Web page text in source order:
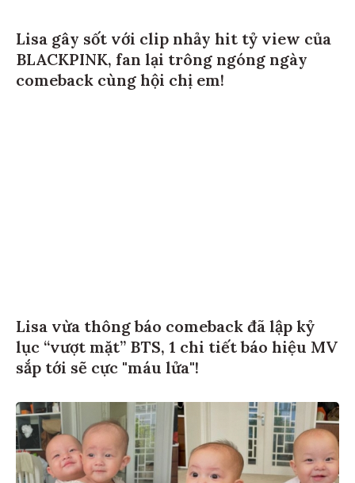
Lisa gây sốt với clip nhảy hit tỷ view của
BLACKPINK, fan lại trông ngóng ngày
comeback cùng hội chị em!
Lisa vừa thông báo comeback đã lập kỷ
lục “vượt mặt” BTS, 1 chi tiết báo hiệu MV
sắp tới sẽ cực "máu lửa"!